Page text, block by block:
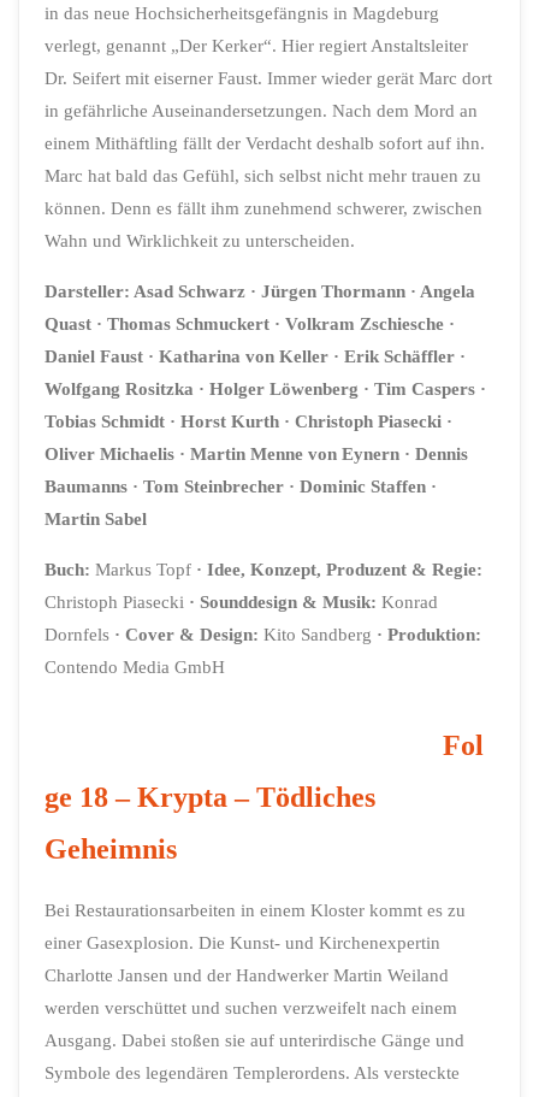
in das neue Hochsicherheitsgefängnis in Magdeburg
verlegt, genannt „Der Kerker“. Hier regiert Anstaltsleiter
Dr. Seifert mit eiserner Faust. Immer wieder gerät Marc dort
in gefährliche Auseinandersetzungen. Nach dem Mord an
einem Mithäftling fällt der Verdacht deshalb sofort auf ihn.
Marc hat bald das Gefühl, sich selbst nicht mehr trauen zu
können. Denn es fällt ihm zunehmend schwerer, zwischen
Wahn und Wirklichkeit zu unterscheiden.
Darsteller: Asad Schwarz · Jürgen Thormann · Angela
Quast · Thomas Schmuckert · Volkram Zschiesche ·
Daniel Faust · Katharina von Keller · Erik Schäffler ·
Wolfgang Rositzka · Holger Löwenberg · Tim Caspers ·
Tobias Schmidt · Horst Kurth · Christoph Piasecki ·
Oliver Michaelis · Martin Menne von Eynern · Dennis
Baumanns · Tom Steinbrecher · Dominic Staffen ·
Martin Sabel
Buch: Markus Topf ·Idee, Konzept, Produzent & Regie:
Christoph Piasecki ·Sounddesign & Musik: Konrad
Dornfels ·Cover & Design: Kito Sandberg · Produktion:
Contendo Media GmbH
Fol
ge 18 – Krypta – Tödliches
Geheimnis
Bei Restaurationsarbeiten in einem Kloster kommt es zu
einer Gasexplosion. Die Kunst- und Kirchenexpertin
Charlotte Jansen und der Handwerker Martin Weiland
werden verschüttet und suchen verzweifelt nach einem
Ausgang. Dabei stoßen sie auf unterirdische Gänge und
Symbole des legendären Templerordens. Als versteckte